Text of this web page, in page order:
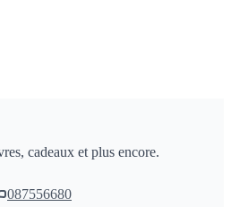
cadeaux et plus encore.
087556680